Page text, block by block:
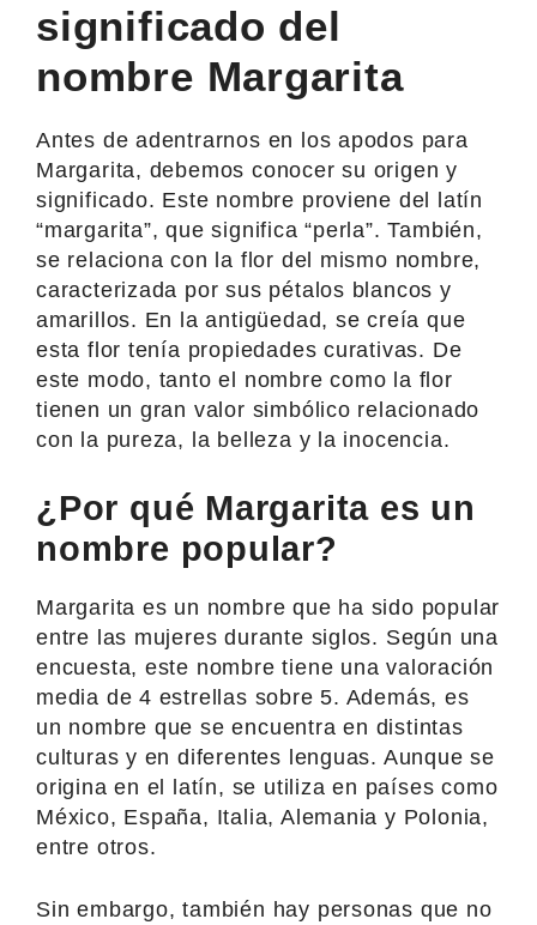
significado del
nombre Margarita
Antes de adentrarnos en los apodos para
Margarita, debemos conocer su origen y
significado. Este nombre proviene del latín
“margarita”, que significa “perla”. También,
se relaciona con la flor del mismo nombre,
caracterizada por sus pétalos blancos y
amarillos. En la antigüedad, se creía que
esta flor tenía propiedades curativas. De
este modo, tanto el nombre como la flor
tienen un gran valor simbólico relacionado
con la pureza, la belleza y la inocencia.
¿Por qué Margarita es un
nombre popular?
Margarita es un nombre que ha sido popular
entre las mujeres durante siglos. Según una
encuesta, este nombre tiene una valoración
media de 4 estrellas sobre 5. Además, es
un nombre que se encuentra en distintas
culturas y en diferentes lenguas. Aunque se
origina en el latín, se utiliza en países como
México, España, Italia, Alemania y Polonia,
entre otros.
Sin embargo, también hay personas que no